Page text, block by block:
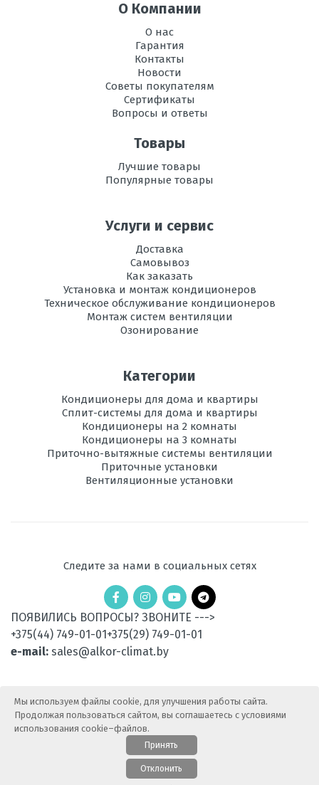
О Компании
О нас
Гарантия
Контакты
Новости
Советы покупателям
Сертификаты
Вопросы и ответы
Товары
Лучшие товары
Популярные товары
Услуги и сервис
Доставка
Самовывоз
Как заказать
Установка и монтаж кондиционеров
Техническое обслуживание кондиционеров
Монтаж систем вентиляции
Озонирование
Категории
Кондиционеры для дома и квартиры
Сплит-системы для дома и квартиры
Кондиционеры на 2 комнаты
Кондиционеры на 3 комнаты
Приточно-вытяжные системы вентиляции
Приточные установки
Вентиляционные установки
Следите за нами в социальных сетях
ПОЯВИЛИСЬ ВОПРОСЫ? ЗВОНИТЕ --->
+375(44) 749-01-01+375(29) 749-01-01
e-mail: sales@alkor-climat.by
© 2015-2025 АлькорКлимат — Продажа климатической
Мы используем файлы cookie, для улучшения работы сайта.
Продолжая пользоваться сайтом, вы соглашаетесь с условиями
использования cookie–файлов.
Принять
Отклонить